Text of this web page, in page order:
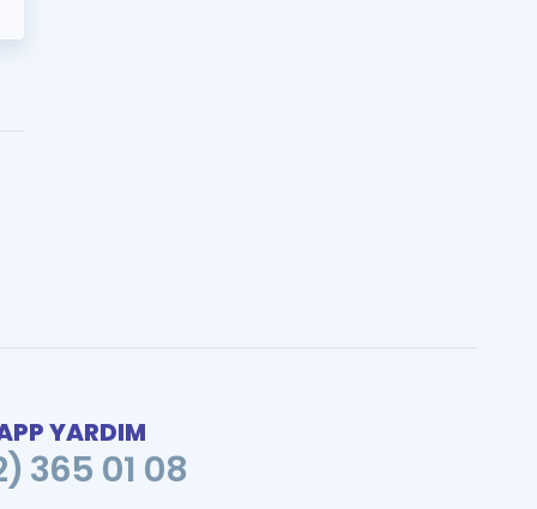
YARDIM
365 01 08